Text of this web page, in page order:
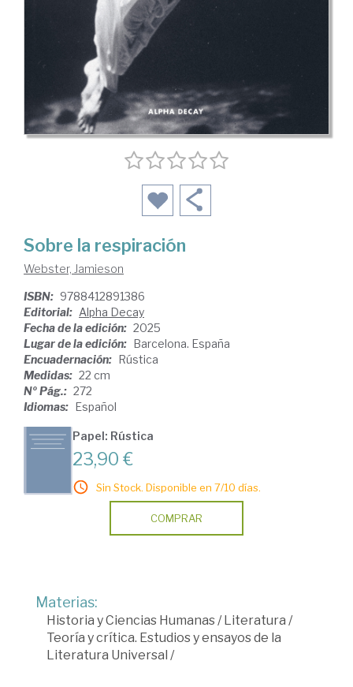
Sobre la respiración
Webster, Jamieson
ISBN: 9788412891386
Editorial: Alpha Decay
Fecha de la edición: 2025
Lugar de la edición: Barcelona. España
Encuadernación: Rústica
Medidas: 22 cm
Nº Pág.: 272
Idiomas: Español
Papel: Rústica
23,90 €
Sin Stock. Disponible en 7/10 días.
COMPRAR
Materias:
Historia y Ciencias Humanas /Literatura /
Teoría y crítica. Estudios y ensayos de la
Literatura Universal /